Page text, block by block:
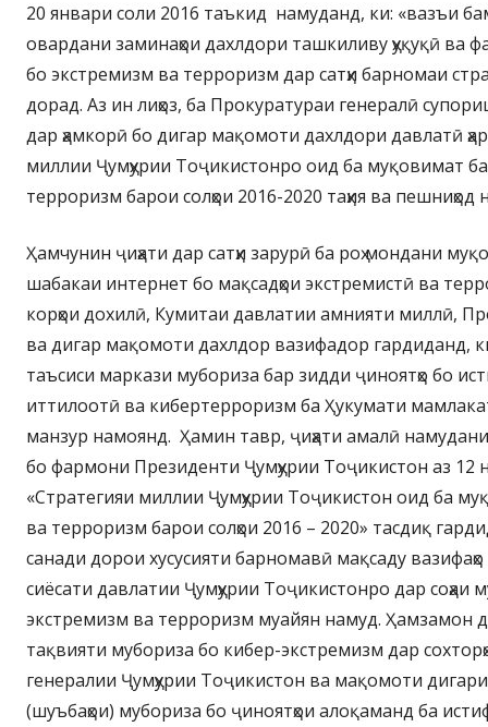
20 январи соли 2016 таъкид намуданд, ки: «вазъи
овардани заминаҳои дахлдори ташкиливу ҳуқуқӣ ва
бо экстремизм ва терроризм дар сатҳи барномаи
дорад. Аз ин лиҳоз, ба Прокуратураи генералӣ
дар ҳамкорӣ бо дигар мақомоти дахлдори давлатӣ
миллии Ҷумҳурии Тоҷикистонро оид ба муқовимат
терроризм барои солҳои 2016-2020 таҳия ва пешниҳод
Ҳамчунин ҷиҳати дар сатҳи зарурӣ ба роҳ мондани
шабакаи интернет бо мақсадҳои экстремистӣ ва
корҳои дохилӣ, Кумитаи давлатии амнияти миллӣ,
ва дигар мақомоти дахлдор вазифадор гардиданд,
таъсиси маркази мубориза бар зидди ҷиноятҳо бо
иттилоотӣ ва кибертерроризм ба Ҳукумати
манзур намоянд. Ҳамин тавр, ҷиҳати амалӣ
бо фармони Президенти Ҷумҳурии Тоҷикистон аз 12
«Стратегияи миллии Ҷумҳурии Тоҷикистон оид ба
ва терроризм барои солҳои 2016 – 2020» тасдиқ
санади дорои хусусияти барномавӣ мақсаду вазифаҳо
сиёсати давлатии Ҷумҳурии Тоҷикистонро дар соҳаи
экстремизм ва терроризм муайян намуд. Ҳамзамон
тақвияти мубориза бо кибер-экстремизм дар
генералии Ҷумҳурии Тоҷикистон ва мақомоти дигари
(шуъбаҳои) мубориза бо ҷиноятҳои алоқаманд ба